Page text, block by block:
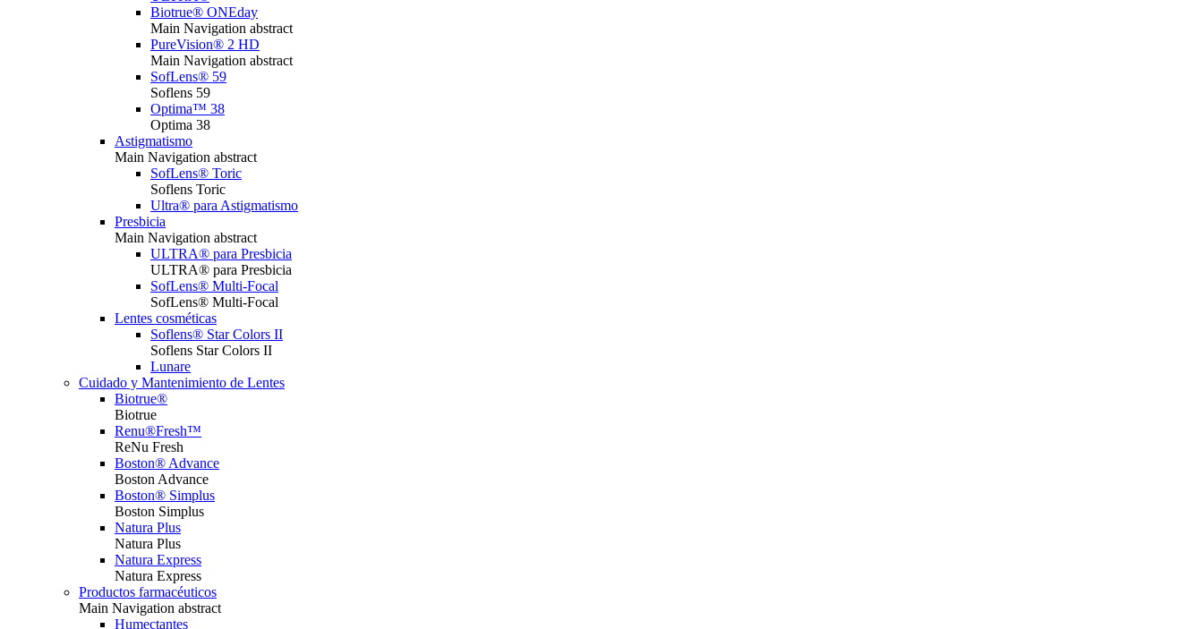
Biotrue® ONEday
Main Navigation abstract
PureVision® 2 HD
Main Navigation abstract
SofLens® 59
Soflens 59
Optima™ 38
Optima 38
Astigmatismo
Main Navigation abstract
SofLens® Toric
Soflens Toric
Ultra® para Astigmatismo
Presbicia
Main Navigation abstract
ULTRA® para Presbicia
ULTRA® para Presbicia
SofLens® Multi-Focal
SofLens® Multi-Focal
Lentes cosméticas
Soflens® Star Colors II
Soflens Star Colors II
Lunare
Cuidado y Mantenimiento de Lentes
Biotrue®
Biotrue
Renu®Fresh™
ReNu Fresh
Boston® Advance
Boston Advance
Boston® Simplus
Boston Simplus
Natura Plus
Natura Plus
Natura Express
Natura Express
Productos farmacéuticos
Main Navigation abstract
Humectantes